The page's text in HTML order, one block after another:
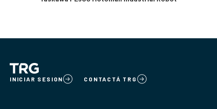
INICIAR SESION CONTACTÁ TRG